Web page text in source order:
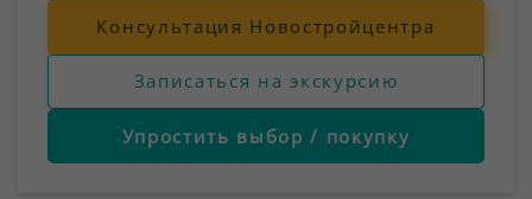
Консультация Новостройцентра
Записаться на экскурсию
Упростить выбор / покупку